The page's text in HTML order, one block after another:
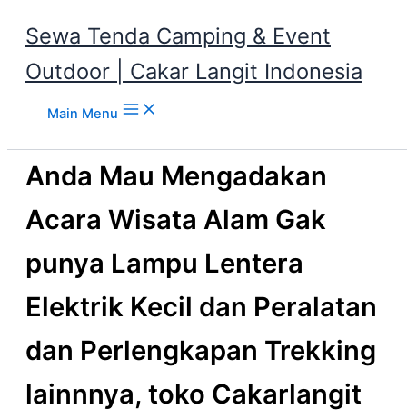
Sewa Tenda Camping & Event
Outdoor | Cakar Langit Indonesia
Main Menu
Anda Mau Mengadakan
Acara Wisata Alam Gak
punya Lampu Lentera
Elektrik Kecil dan Peralatan
dan Perlengkapan Trekking
lainnnya, toko Cakarlangit